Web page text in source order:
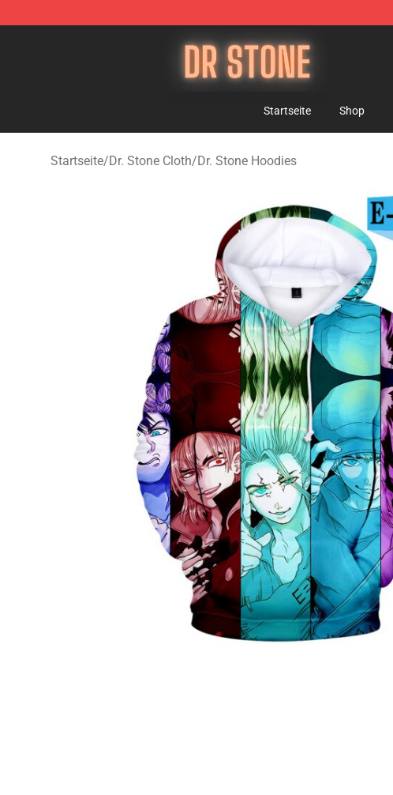
Dr Stone Store - Official Dr Stone Merchandise Shop
Startseite Shop
Startseite/Dr. Stone Cloth/Dr. Stone Hoodies